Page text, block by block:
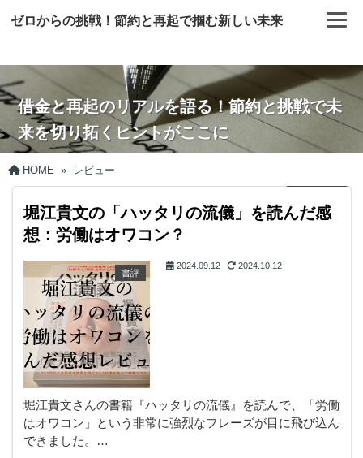
ゼロからの挑戦！節約と再起で掴む新しい未来
借金と再起のリアルを語る！節約と挑戦で未
来を切り拓くヒントがここに
HOME » レビュー
堀江貴文の「ハッタリの流儀」を読んだ感
想：労働はオワコン？
書評
2024.09.12 2024.10.12
堀江貴文さんの書籍『ハッタリの流儀』を読んで、「労働
はオワコン」という非常に強烈なフレーズが目に飛び込ん
できました。…